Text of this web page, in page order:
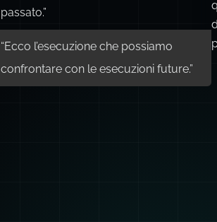
passato.”
“Ecco l’esecuzione che possiamo
confrontare con le esecuzioni future.”